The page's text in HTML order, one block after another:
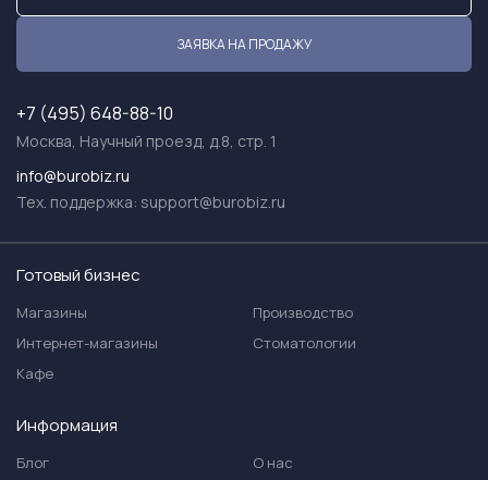
ЗАЯВКА НА ПРОДАЖУ
+7 (495) 648-88-10
Москва, Научный проезд, д.8, стр. 1
info@burobiz.ru
Тех. поддержка: support@burobiz.ru
Готовый бизнес
Магазины
Интернет-магазины
Кафе
Производство
Стоматологии
Информация
Блог О нас